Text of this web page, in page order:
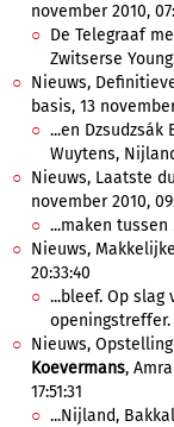
november 2010,
De Telegraaf
Zwitserse
Nieuws,
basis, 13
...en Dzsudzsák
Wuytens,
Nieuws, Laatste
november 2010,
...maken tussen
Nieuws,
20:33:40
...bleef. Op slag
openingstreffer.
Nieuws, Opstelling
Koevermans,
17:51:31
...Nijland,